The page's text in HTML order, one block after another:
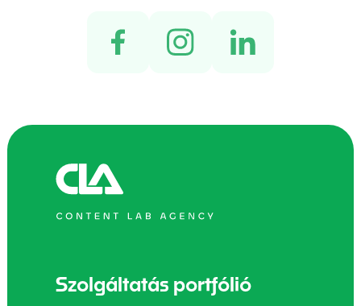
Szolgáltatás portfólió